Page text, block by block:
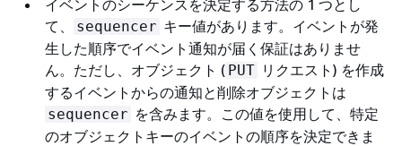
イベントのシーケンスを決定する方法の 1 つとし
て、
sequencer キー値があります。イベントが発
生した順序でイベント通知が届く保証はありませ
ん。ただし、オブジェクト ( PUT リクエスト) を作成
するイベントからの通知と削除オブジェクトは
sequencer を含みます。この値を使用して、特定
のオブジェクトキーのイベントの順序を決定できま